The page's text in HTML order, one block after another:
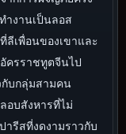
ำงานเป็นลอส
ลีเพื่อนของเขาและ
ครราชทูตจีนไป
กับกลุ่มสามคน
อบสังหารที่ไม่
รีสที่งดงามราวกับ